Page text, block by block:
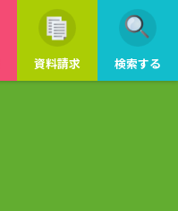
資料請求 検索する